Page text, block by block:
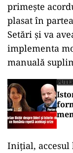
primește
plasat în
Setări și va
implementa
manuală
Inițial, accesul